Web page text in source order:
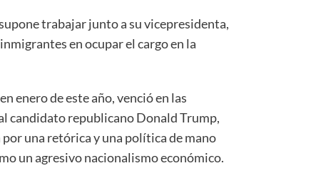
trabajar junto a su vicepresidenta,
en ocupar el cargo en la
enero de este año, venció en las
candidato republicano Donald Trump,
una retórica y una política de mano
un agresivo nacionalismo económico.